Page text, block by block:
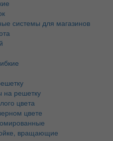
системы для магазинов
на решетку
цвета
цвете
вращающие